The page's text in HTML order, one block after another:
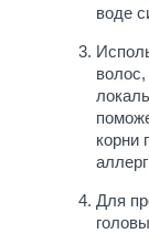
воде
корни
Для